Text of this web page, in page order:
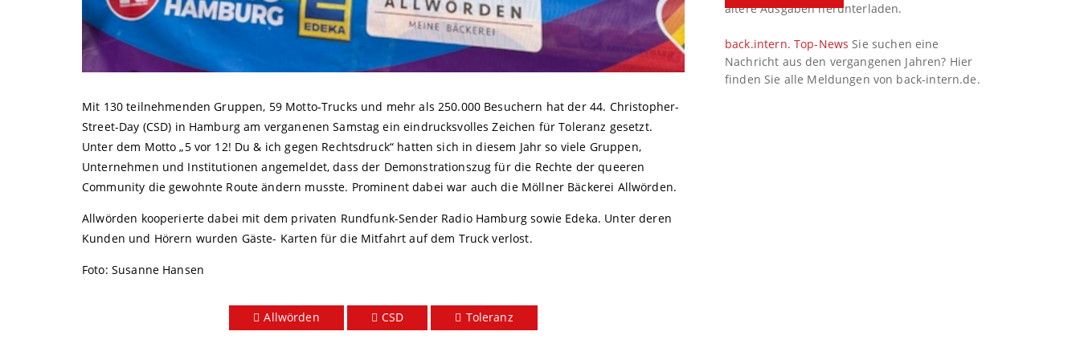
Mit 130 teilnehmenden Gruppen, 59 Motto-Trucks und mehr als 250.000 Besuchern hat der 44. Christopher-
Street-Day (CSD) in Hamburg am verganenen Samstag ein eindrucksvolles Zeichen für Toleranz gesetzt.
Unter dem Motto „5 vor 12! Du & ich gegen Rechtsdruck“ hatten sich in diesem Jahr so viele Gruppen,
Unternehmen und Institutionen angemeldet, dass der Demonstrationszug für die Rechte der queeren
Community die gewohnte Route ändern musste. Prominent dabei war auch die Möllner Bäckerei Allwörden.
Allwörden kooperierte dabei mit dem privaten Rundfunk-Sender Radio Hamburg sowie Edeka. Unter deren
Kunden und Hörern wurden Gäste- Karten für die Mitfahrt auf dem Truck verlost.
Foto: Susanne Hansen
Allwörden CSD Toleranz
ältere Ausgaben herunterladen.
back.intern. Top-News Sie suchen eine
Nachricht aus den vergangenen Jahren? Hier
finden Sie alle Meldungen von back-intern.de.